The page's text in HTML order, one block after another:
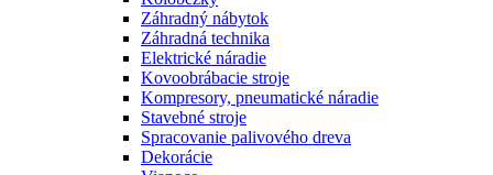
Záhradný nábytok
Záhradná technika
Elektrické náradie
Kovoobrábacie stroje
Kompresory, pneumatické náradie
Stavebné stroje
Spracovanie palivového dreva
Dekorácie